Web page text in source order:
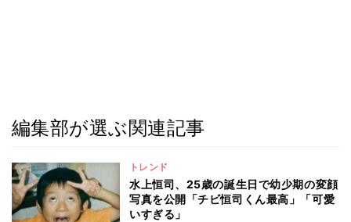
編集部が選ぶ関連記事
トレンド
水上恒司、25歳の誕生日で幼少期の変顔
写真を公開「チビ恒司くん最高」「可愛
いすぎる」